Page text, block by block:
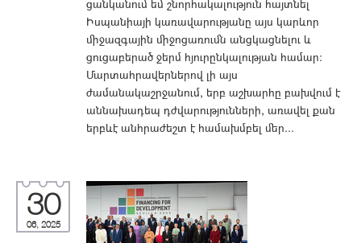
ցանկանում եմ շնորհակալություն հայտնել
Իսպանիայի կառավարությանը այս կարևոր
միջազգային միջոցառումն անցկացնելու և
ցուցաբերած ջերմ հյուրընկալության համար։
Մարտահրավերներով լի այս
ժամանակաշրջանում, երբ աշխարհը բախվում է
աննախադեպ դժվարությունների, առավել քան
երբևէ անհրաժեշտ է համախմբել մեր...
30
06, 2025